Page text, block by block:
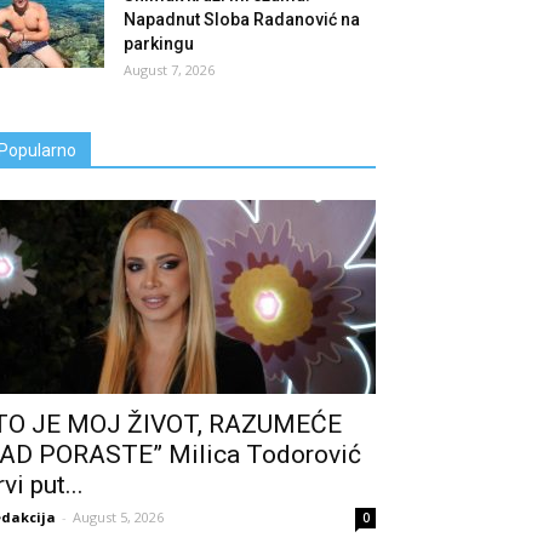
Napadnut Sloba Radanović na
parkingu
August 7, 2026
JE MOJ ŽIVOT, RAZUMEĆE
PORASTE” Milica Todorović
put...
- August 5, 2026 0